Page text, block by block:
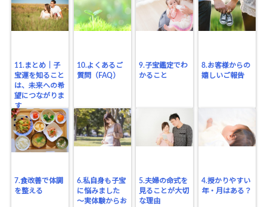
11.まとめ｜子
宝運を知ること
は、未来への希
望につながりま
す
10.よくあるご
質問（FAQ）
9.子宝鑑定でわ
かること
8.お客様からの
嬉しいご報告
7.食改善で体調
を整える
6.私自身も子宝
に悩みました
〜実体験からお
5.夫婦の命式を
見ることが大切
な理由
4.授かりやすい
年・月はある？